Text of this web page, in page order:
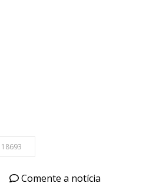
Comente a notícia